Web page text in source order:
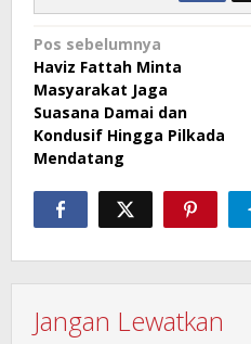
Navigasi
pos
Pos sebelumnya
Haviz Fattah Minta
Masyarakat Jaga
Suasana Damai dan
Kondusif Hingga Pilkada
Mendatang
Jangan Lewatkan